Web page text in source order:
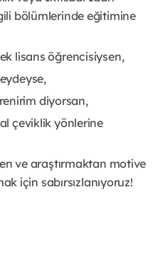
bölümlerinde eğitimine
lisans öğrencisiysen,
diyorsan,
çeviklik yönlerine
ve araştırmaktan motive
için sabırsızlanıyoruz!